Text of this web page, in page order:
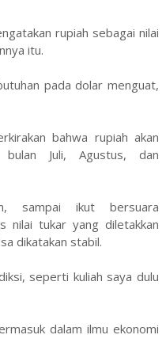
rupiah sebagai nilai
itu.
pada dolar menguat,
bahwa rupiah akan
Juli, Agustus, dan
sampai ikut bersuara
nilai tukar yang diletakkan
dikatakan stabil.
seperti kuliah saya dulu
dalam ilmu ekonomi